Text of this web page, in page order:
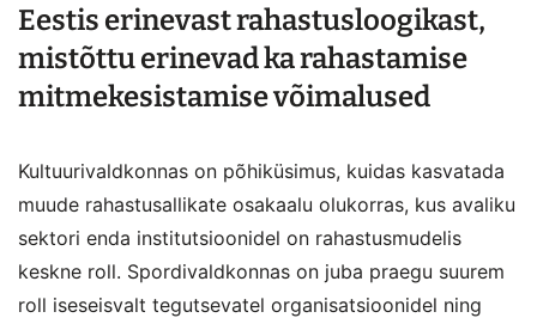
Eestis erinevast rahastusloogikast,
mistõttu erinevad ka rahastamise
mitmekesistamise võimalused
Kultuurivaldkonnas on põhiküsimus, kuidas kasvatada
muude rahastusallikate osakaalu olukorras, kus avaliku
sektori enda institutsioonidel on rahastusmudelis
keskne roll. Spordivaldkonnas on juba praegu suurem
roll iseseisvalt tegutsevatel organisatsioonidel ning